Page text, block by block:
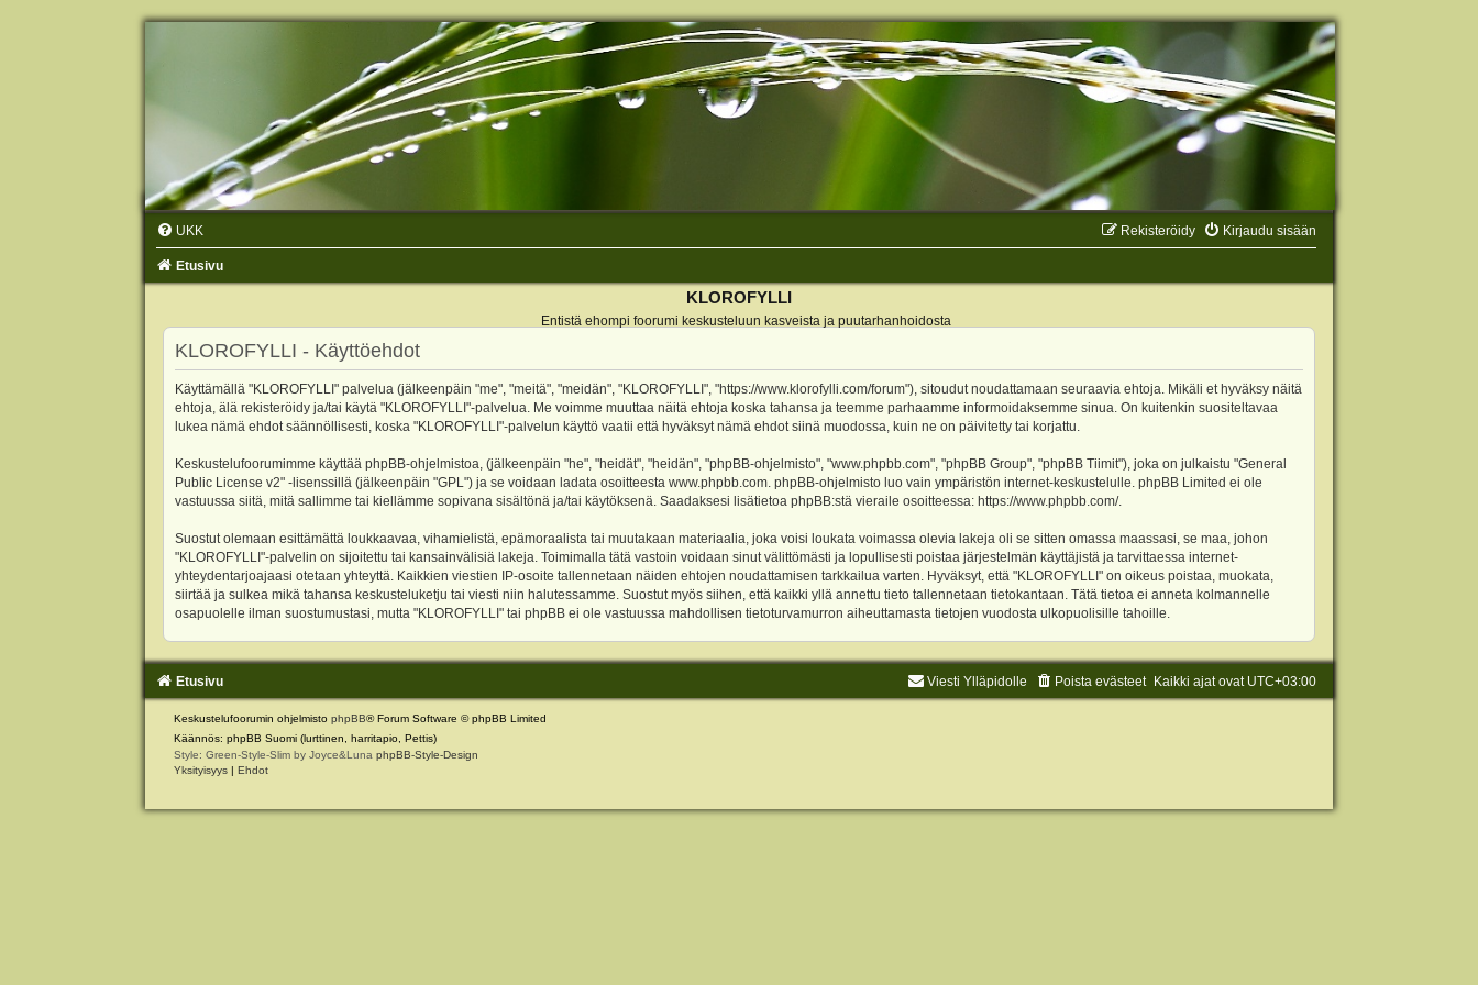
UKK Kirjaudu sisään
Rekisteröidy
Etusivu
KLOROFYLLI
Entistä ehompi foorumi keskusteluun kasveista ja puutarhanhoidosta
KLOROFYLLI - Käyttöehdot
Käyttämällä "KLOROFYLLI" palvelua (jälkeenpäin "me", "meitä", "meidän", "KLOROFYLLI", "https://www.klorofylli.com/forum"), sitoudut noudattamaan seuraavia ehtoja. Mikäli et hyväksy näitä
ehtoja, älä rekisteröidy ja/tai käytä "KLOROFYLLI"-palvelua. Me voimme muuttaa näitä ehtoja koska tahansa ja teemme parhaamme informoidaksemme sinua. On kuitenkin suositeltavaa
lukea nämä ehdot säännöllisesti, koska "KLOROFYLLI"-palvelun käyttö vaatii että hyväksyt nämä ehdot siinä muodossa, kuin ne on päivitetty tai korjattu.
Keskustelufoorumimme käyttää phpBB-ohjelmistoa, (jälkeenpäin "he", "heidät", "heidän", "phpBB-ohjelmisto", "www.phpbb.com", "phpBB Group", "phpBB Tiimit"), joka on julkaistu "General
Public License v2" -lisenssillä (jälkeenpäin "GPL") ja se voidaan ladata osoitteesta www.phpbb.com. phpBB-ohjelmisto luo vain ympäristön internet-keskustelulle. phpBB Limited ei ole
vastuussa siitä, mitä sallimme tai kiellämme sopivana sisältönä ja/tai käytöksenä. Saadaksesi lisätietoa phpBB:stä vieraile osoitteessa: https://www.phpbb.com/.
Suostut olemaan esittämättä loukkaavaa, vihamielistä, epämoraalista tai muutakaan materiaalia, joka voisi loukata voimassa olevia lakeja oli se sitten omassa maassasi, se maa, johon
"KLOROFYLLI"-palvelin on sijoitettu tai kansainvälisiä lakeja. Toimimalla tätä vastoin voidaan sinut välittömästi ja lopullisesti poistaa järjestelmän käyttäjistä ja tarvittaessa internet-
yhteydentarjoajaasi otetaan yhteyttä. Kaikkien viestien IP-osoite tallennetaan näiden ehtojen noudattamisen tarkkailua varten. Hyväksyt, että "KLOROFYLLI" on oikeus poistaa, muokata,
siirtää ja sulkea mikä tahansa keskusteluketju tai viesti niin halutessamme. Suostut myös siihen, että kaikki yllä annettu tieto tallennetaan tietokantaan. Tätä tietoa ei anneta kolmannelle
osapuolelle ilman suostumustasi, mutta "KLOROFYLLI" tai phpBB ei ole vastuussa mahdollisen tietoturvamurron aiheuttamasta tietojen vuodosta ulkopuolisille tahoille.
Etusivu Kaikki ajat ovat UTC+03:00
Poista evästeet
Viesti Ylläpidolle
Keskustelufoorumin ohjelmisto phpBB® Forum Software © phpBB Limited
Käännös: phpBB Suomi (lurttinen, harritapio, Pettis)
Style: Green-Style-Slim by Joyce&Luna phpBB-Style-Design
Yksityisyys | Ehdot